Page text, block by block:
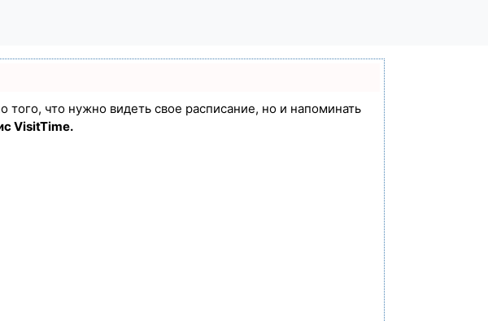
того, что нужно видеть свое расписание, но и напоминать
VisitTime.